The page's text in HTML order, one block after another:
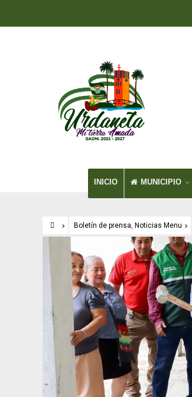
INICIO MUNICIPIO
Boletín de prensa, Noticias Menu